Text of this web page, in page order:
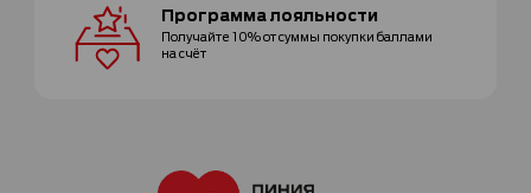
Программалояльности
Получайте 10% от суммы покупки баллами
на счёт